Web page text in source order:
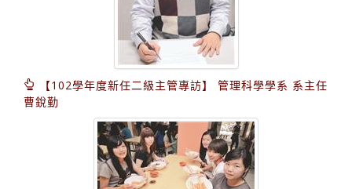
【102學年度新任二級主管專訪】 管理科學學系 系主任
曹銳勤